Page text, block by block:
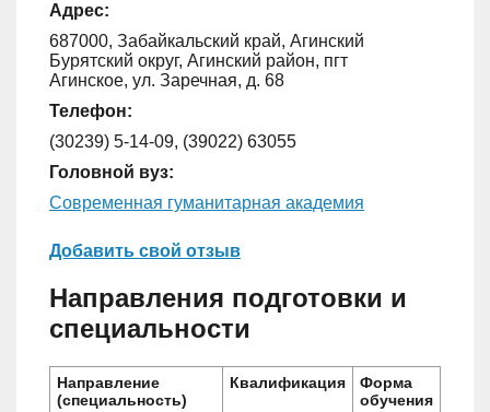
Адрес:
687000, Забайкальский край, Агинский
Бурятский округ, Агинский район, пгт
Агинское, ул. Заречная, д. 68
Телефон:
(30239) 5-14-09, (39022) 63055
Головной вуз:
Современная гуманитарная академия
Добавить свой отзыв
Направления подготовки и
специальности
Направление
(специальность)
Квалификация
Форма
обучения